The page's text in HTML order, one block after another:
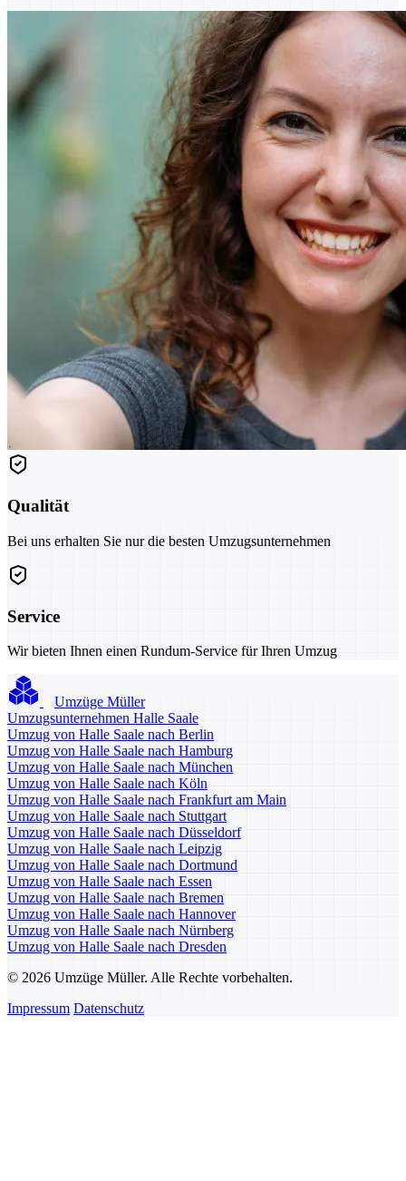
Qualität
Bei uns erhalten Sie nur die besten Umzugsunternehmen
Service
Wir bieten Ihnen einen Rundum-Service für Ihren Umzug
Umzüge Müller
Umzugsunternehmen Halle Saale
Umzug von Halle Saale nach Berlin
Umzug von Halle Saale nach Hamburg
Umzug von Halle Saale nach München
Umzug von Halle Saale nach Köln
Umzug von Halle Saale nach Frankfurt am Main
Umzug von Halle Saale nach Stuttgart
Umzug von Halle Saale nach Düsseldorf
Umzug von Halle Saale nach Leipzig
Umzug von Halle Saale nach Dortmund
Umzug von Halle Saale nach Essen
Umzug von Halle Saale nach Bremen
Umzug von Halle Saale nach Hannover
Umzug von Halle Saale nach Nürnberg
Umzug von Halle Saale nach Dresden
© 2026 Umzüge Müller. Alle Rechte vorbehalten.
Impressum Datenschutz